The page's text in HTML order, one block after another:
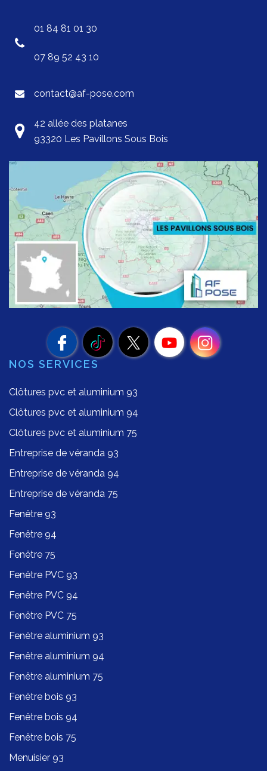
01 84 81 01 30
07 89 52 43 10
contact@af-pose.com
42 allée des platanes
93320 Les Pavillons Sous Bois
NOS SERVICES
Clôtures pvc et aluminium 93
Clôtures pvc et aluminium 94
Clôtures pvc et aluminium 75
Entreprise de véranda 93
Entreprise de véranda 94
Entreprise de véranda 75
Fenêtre 93
Fenêtre 94
Fenêtre 75
Fenêtre PVC 93
Fenêtre PVC 94
Fenêtre PVC 75
Fenêtre aluminium 93
Fenêtre aluminium 94
Fenêtre aluminium 75
Fenêtre bois 93
Fenêtre bois 94
Fenêtre bois 75
Menuisier 93